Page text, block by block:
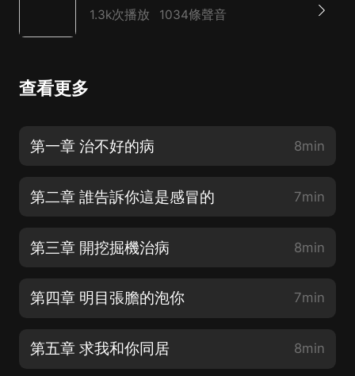
1.3k次播放 1034條聲音
查看更多
第一章 治不好的病 8min
第二章 誰告訴你這是感冒的 7min
第三章 開挖掘機治病 8min
第四章 明目張膽的泡你 7min
第五章 求我和你同居 8min